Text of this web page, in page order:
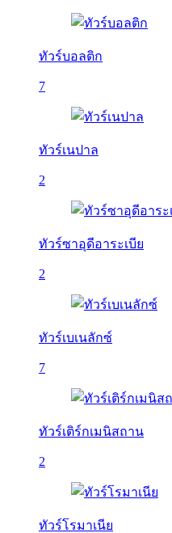
ทัวร์บอลติก
7
ทัวร์เนปาล
2
ทัวร์ซาอุดีอาระเบีย
2
ทัวร์เบเนลักซ์
7
ทัวร์เติร์กเมนิสถาน
2
ทัวร์โรมาเนีย